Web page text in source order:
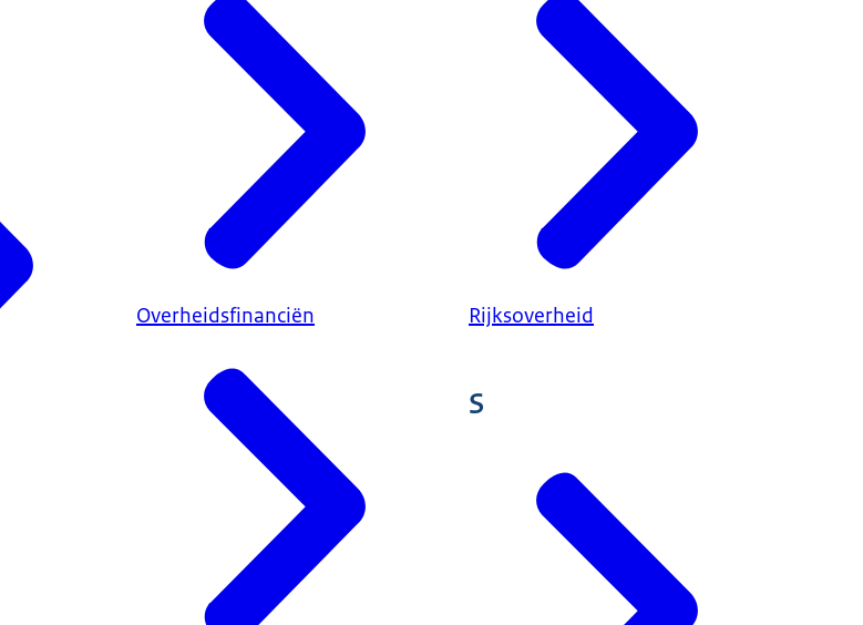
Overheidsfinanciën Rijksoverheid
S